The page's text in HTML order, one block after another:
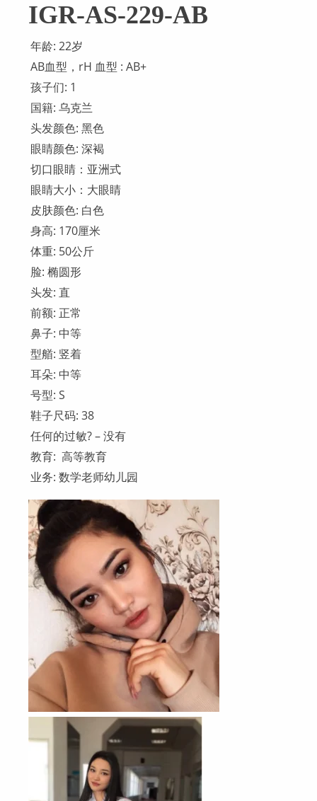
IGR-AS-229-AB
年龄: 22岁
AB血型，rH 血型 : AB+
孩子们: 1
国籍: 乌克兰
头发颜色: 黑色
眼睛颜色: 深褐
切口眼睛：亚洲式
眼睛大小：大眼睛
皮肤颜色: 白色
身高: 170厘米
体重: 50公斤
脸: 椭圆形
头发: 直
前额: 正常
鼻子: 中等
型艏: 竖着
耳朵: 中等
号型: S
鞋子尺码: 38
任何的过敏? – 没有
教育: 高等教育
业务: 数学老师幼儿园